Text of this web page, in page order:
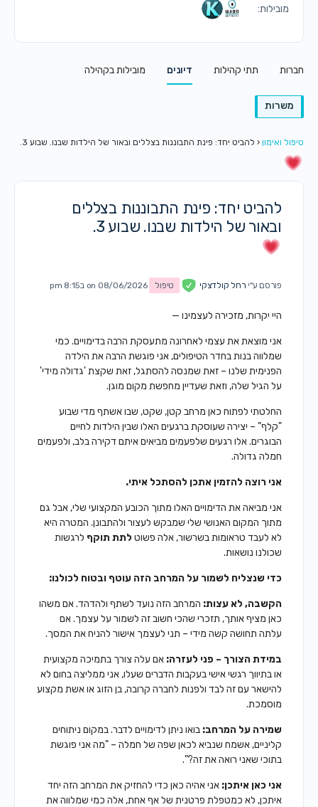
מובילות:
חברות תתי קהילות דיונים מובילות בקהילה
משרות
טיפול ואימון ‹ להביט יחד: פינת התבוננות בצללים ובאור של הילדות שבנו. שבוע 3.
להביט יחד: פינת התבוננות בצללים
ובאור של הילדות שבנו. שבוע 3.
פורסם ע"י רחל קולדצקי טיפול on 08/06/2026 ב8:15 pm
היי יקרות, מזכירה לעצמינו —
אני מוצאת את עצמי לאחרונה מתעסקת הרבה בדימויים. כמי
שמלווה בנות בחדר הטיפולים, אני פוגשת הרבה את הילדה
הפנימית שלנו – זאת שמנסה להסתגל, זאת שקצת 'גדולה מידי'
על הגיל שלה, וזאת שעדיין מחפשת מקום מוגן.
החלטתי לפתוח כאן מרחב קטן, שקט, שבו אשתף מדי שבוע
"קלף" – יצירה שעוסקת ברגעים האלו שבין הילדות לחיים
הבוגרים. אלו רגעים שלפעמים מביאים איתם דקירה בלב, ולפעמים
חמלה גדולה.
אני רוצה להזמין אתכן להסתכל איתי.
אני מביאה את הדימויים האלו מתוך הכובע המקצועי שלי, אבל גם
מתוך המקום האנושי שלי שמבקש לעצור ולהתבונן. המטרה היא
לא לעבד טראומות בשרשור, אלה פשוט לתת תוקף לרגשות
שכולנו נושאות.
כדי שנצליח לשמור על המרחב הזה עוטף ובטוח לכולנו:
הקשבה, לא עצות: המרחב הזה נועד לשתף ולהדהד. אם משהו
כאן מציף אותך, תזכרי שהכי חשוב זה לשמור על עצמך. אם
עלתה תחושה קשה מידי – תני לעצמך אישור להניח את המסך.
במידת הצורך – פני לעזרה: אם עלה צורך בתמיכה מקצועית
או בתיווך רגשי אישי בעקבות הדברים שעלו, אני ממליצה בחום לא
להישאר עם זה לבד ולפנות לחברה קרובה, בן הזוג או אשת מקצוע
מוסמכת.
שמירה על המרחב: בואו ניתן לדימויים לדבר. במקום ניתוחים
קליניים, אשמח שנביא לכאן שפה של חמלה – "מה אני פוגשת
בתוכי שאני רואה את זה?".
אני כאן איתכן: אני אהיה כאן כדי להחזיק את המרחב הזה יחד
איתכן, לא כמטפלת פרטנית של אף אחת, אלה כמי שמלווה את